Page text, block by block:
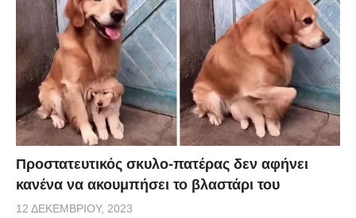
Προστατευτικός σκυλο-πατέρας δεν αφήνει
κανένα να ακουμπήσει το βλαστάρι του
12 ΔΕΚΕΜΒΡΊΟΥ, 2023